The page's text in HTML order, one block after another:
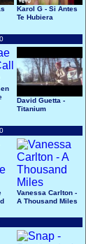
Karol G - Si Antes
Te Hubiera
David Guetta -
Titanium
Vanessa Carlton -
A Thousand Miles